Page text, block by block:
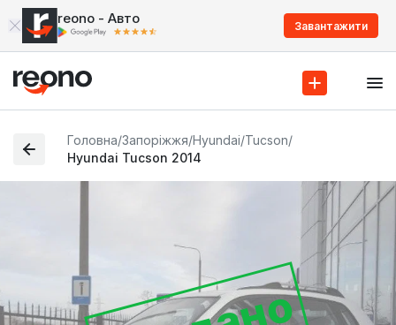
reono - Авто Завантажити
Головна/Запоріжжя/Hyundai/Tucson/
Hyundai Tucson 2014